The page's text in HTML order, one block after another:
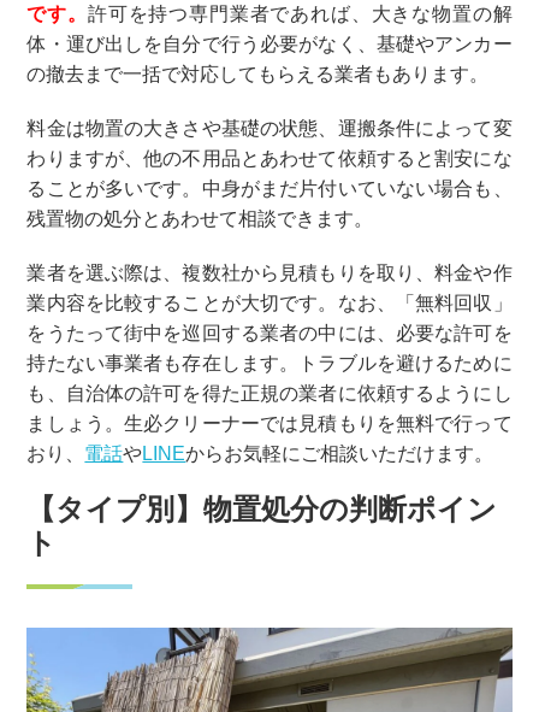
です。 許可を持つ専門業者であれば、大きな物置の解
体・運び出しを自分で行う必要がなく、基礎やアンカー
の撤去まで一括で対応してもらえる業者もあります。
料金は物置の大きさや基礎の状態、運搬条件によって変
わりますが、他の不用品とあわせて依頼すると割安にな
ることが多いです。中身がまだ片付いていない場合も、
残置物の処分とあわせて相談できます。
業者を選ぶ際は、複数社から見積もりを取り、料金や作
業内容を比較することが大切です。なお、「無料回収」
をうたって街中を巡回する業者の中には、必要な許可を
持たない事業者も存在します。トラブルを避けるために
も、自治体の許可を得た正規の業者に依頼するようにし
ましょう。生必クリーナーでは見積もりを無料で行って
おり、 電話やLINEからお気軽にご相談いただけます。
【タイプ別】物置処分の判断ポイン
ト